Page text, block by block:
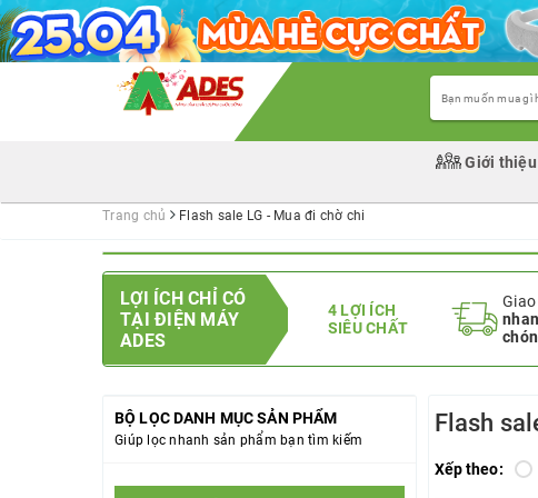
Giới
Trang chủ Flash sale LG - Mua đi chờ chi
LỢI ÍCH CHỈ CÓ
TẠI ĐIỆN MÁY
ADES
4 LỢI ÍCH
SIÊU CHẤT
BỘ LỌC DANH MỤC SẢN PHẨM
Giúp lọc nhanh sản phẩm bạn tìm kiếm
Flash
Xếp theo: